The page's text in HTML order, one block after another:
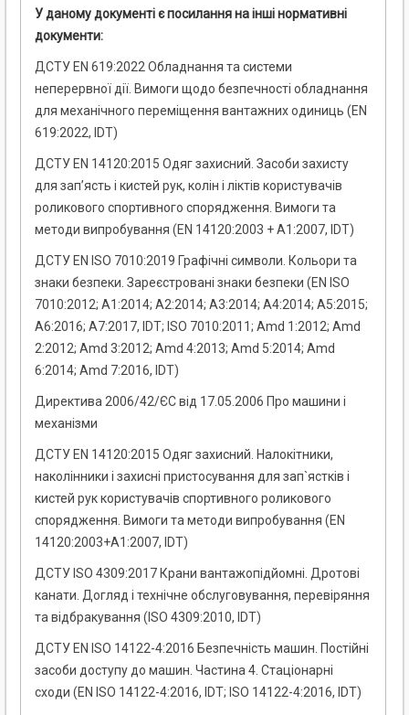
У даному документі є посилання на інші нормативні
документи:
ДСТУ EN 619:2022 Обладнання та системи
неперервної дії. Вимоги щодо безпечності обладнання
для механічного переміщення вантажних одиниць (EN
619:2022, IDT)
ДСТУ EN 14120:2015 Одяг захисний. Засоби захисту
для зап’ясть і кистей рук, колін і ліктів користувачів
роликового спортивного спорядження. Вимоги та
методи випробування (EN 14120:2003 + А1:2007, IDT)
ДСТУ EN ISO 7010:2019 Графічні символи. Кольори та
знаки безпеки. Зареєстровані знаки безпеки (EN ISO
7010:2012; А1:2014; А2:2014; А3:2014; А4:2014; А5:2015;
А6:2016; А7:2017, IDT; ISO 7010:2011; Аmd 1:2012; Аmd
2:2012; Аmd 3:2012; Аmd 4:2013; Аmd 5:2014; Аmd
6:2014; Аmd 7:2016, IDT)
Директива 2006/42/ЄС від 17.05.2006 Про машини і
механізми
ДСТУ EN 14120:2015 Одяг захисний. Налокітники,
наколінники і захисні пристосування для зап`ястків і
кистей рук користувачів спортивного роликового
спорядження. Вимоги та методи випробування (EN
14120:2003+A1:2007, IDT)
ДСТУ ISO 4309:2017 Крани вантажопідйомні. Дротові
канати. Догляд і технічне обслуговування, перевіряння
та відбракування (ISO 4309:2010, IDT)
ДСТУ EN ISO 14122-4:2016 Безпечність машин. Постійні
засоби доступу до машин. Частина 4. Стаціонарні
сходи (EN ISO 14122-4:2016, IDT; ISO 14122-4:2016, IDT)